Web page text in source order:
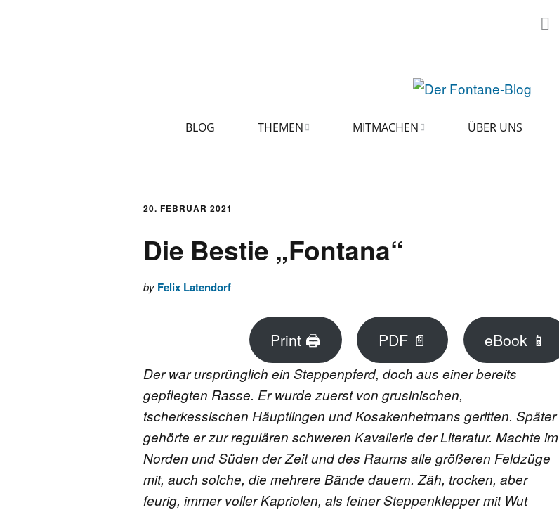
BLOG THEMEN
FONTANE 2.0.0
FONTANE UND SCHULE
FONTANE-
FORSCHER*INNEN
FONTANE-INSTITUTIONEN
LEBENSSTATIONEN
MITMACHEN ÜBER UNS
20. FEBRUAR 2021
Die Bestie „Fontana“
by Felix Latendorf
Print 🖨 PDF 📄 eBook 📱
Der war ursprünglich ein Steppenpferd, doch aus einer bereits
gepflegten Rasse. Er wurde zuerst von grusinischen,
tscherkessischen Häuptlingen und Kosakenhetmans geritten. Später
gehörte er zur regulären schweren Kavallerie der Literatur. Machte im
Norden und Süden der Zeit und des Raums alle größeren Feldzüge
mit, auch solche, die mehrere Bände dauern. Zäh, trocken, aber
feurig, immer voller Kapriolen, als feiner Steppenklepper mit Wut